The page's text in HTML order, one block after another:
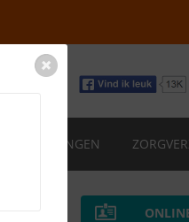
VERZEKERINGEN